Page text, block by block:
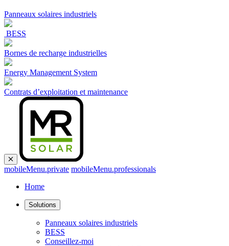
Panneaux solaires industriels
BESS
Bornes de recharge industrielles
Energy Management System
Contrats d’exploitation et maintenance
mobileMenu.private mobileMenu.professionals
Home
Solutions
Panneaux solaires industriels
BESS
Conseillez-moi